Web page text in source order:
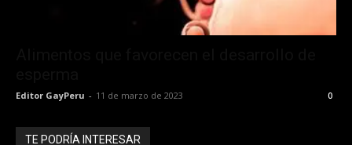
Editor GayPeru - 11 de marzo de 2023 0
TE PODRÍA INTERESAR